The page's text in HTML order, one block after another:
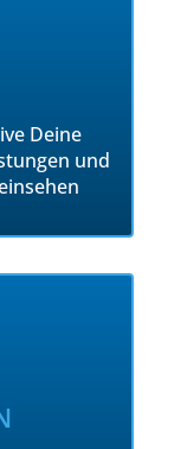
Deine
und